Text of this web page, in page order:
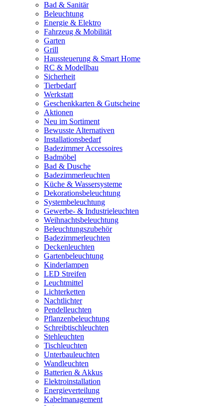
Bad & Sanitär
Beleuchtung
Energie & Elektro
Fahrzeug & Mobilität
Garten
Grill
Haussteuerung & Smart Home
RC & Modellbau
Sicherheit
Tierbedarf
Werkstatt
Geschenkkarten & Gutscheine
Aktionen
Neu im Sortiment
Bewusste Alternativen
Installationsbedarf
Badezimmer Accessoires
Badmöbel
Bad & Dusche
Badezimmerleuchten
Küche & Wassersysteme
Dekorationsbeleuchtung
Systembeleuchtung
Gewerbe- & Industrieleuchten
Weihnachtsbeleuchtung
Beleuchtungszubehör
Badezimmerleuchten
Deckenleuchten
Gartenbeleuchtung
Kinderlampen
LED Streifen
Leuchtmittel
Lichterketten
Nachtlichter
Pendelleuchten
Pflanzenbeleuchtung
Schreibtischleuchten
Stehleuchten
Tischleuchten
Unterbauleuchten
Wandleuchten
Batterien & Akkus
Elektroinstallation
Energieverteilung
Kabelmanagement